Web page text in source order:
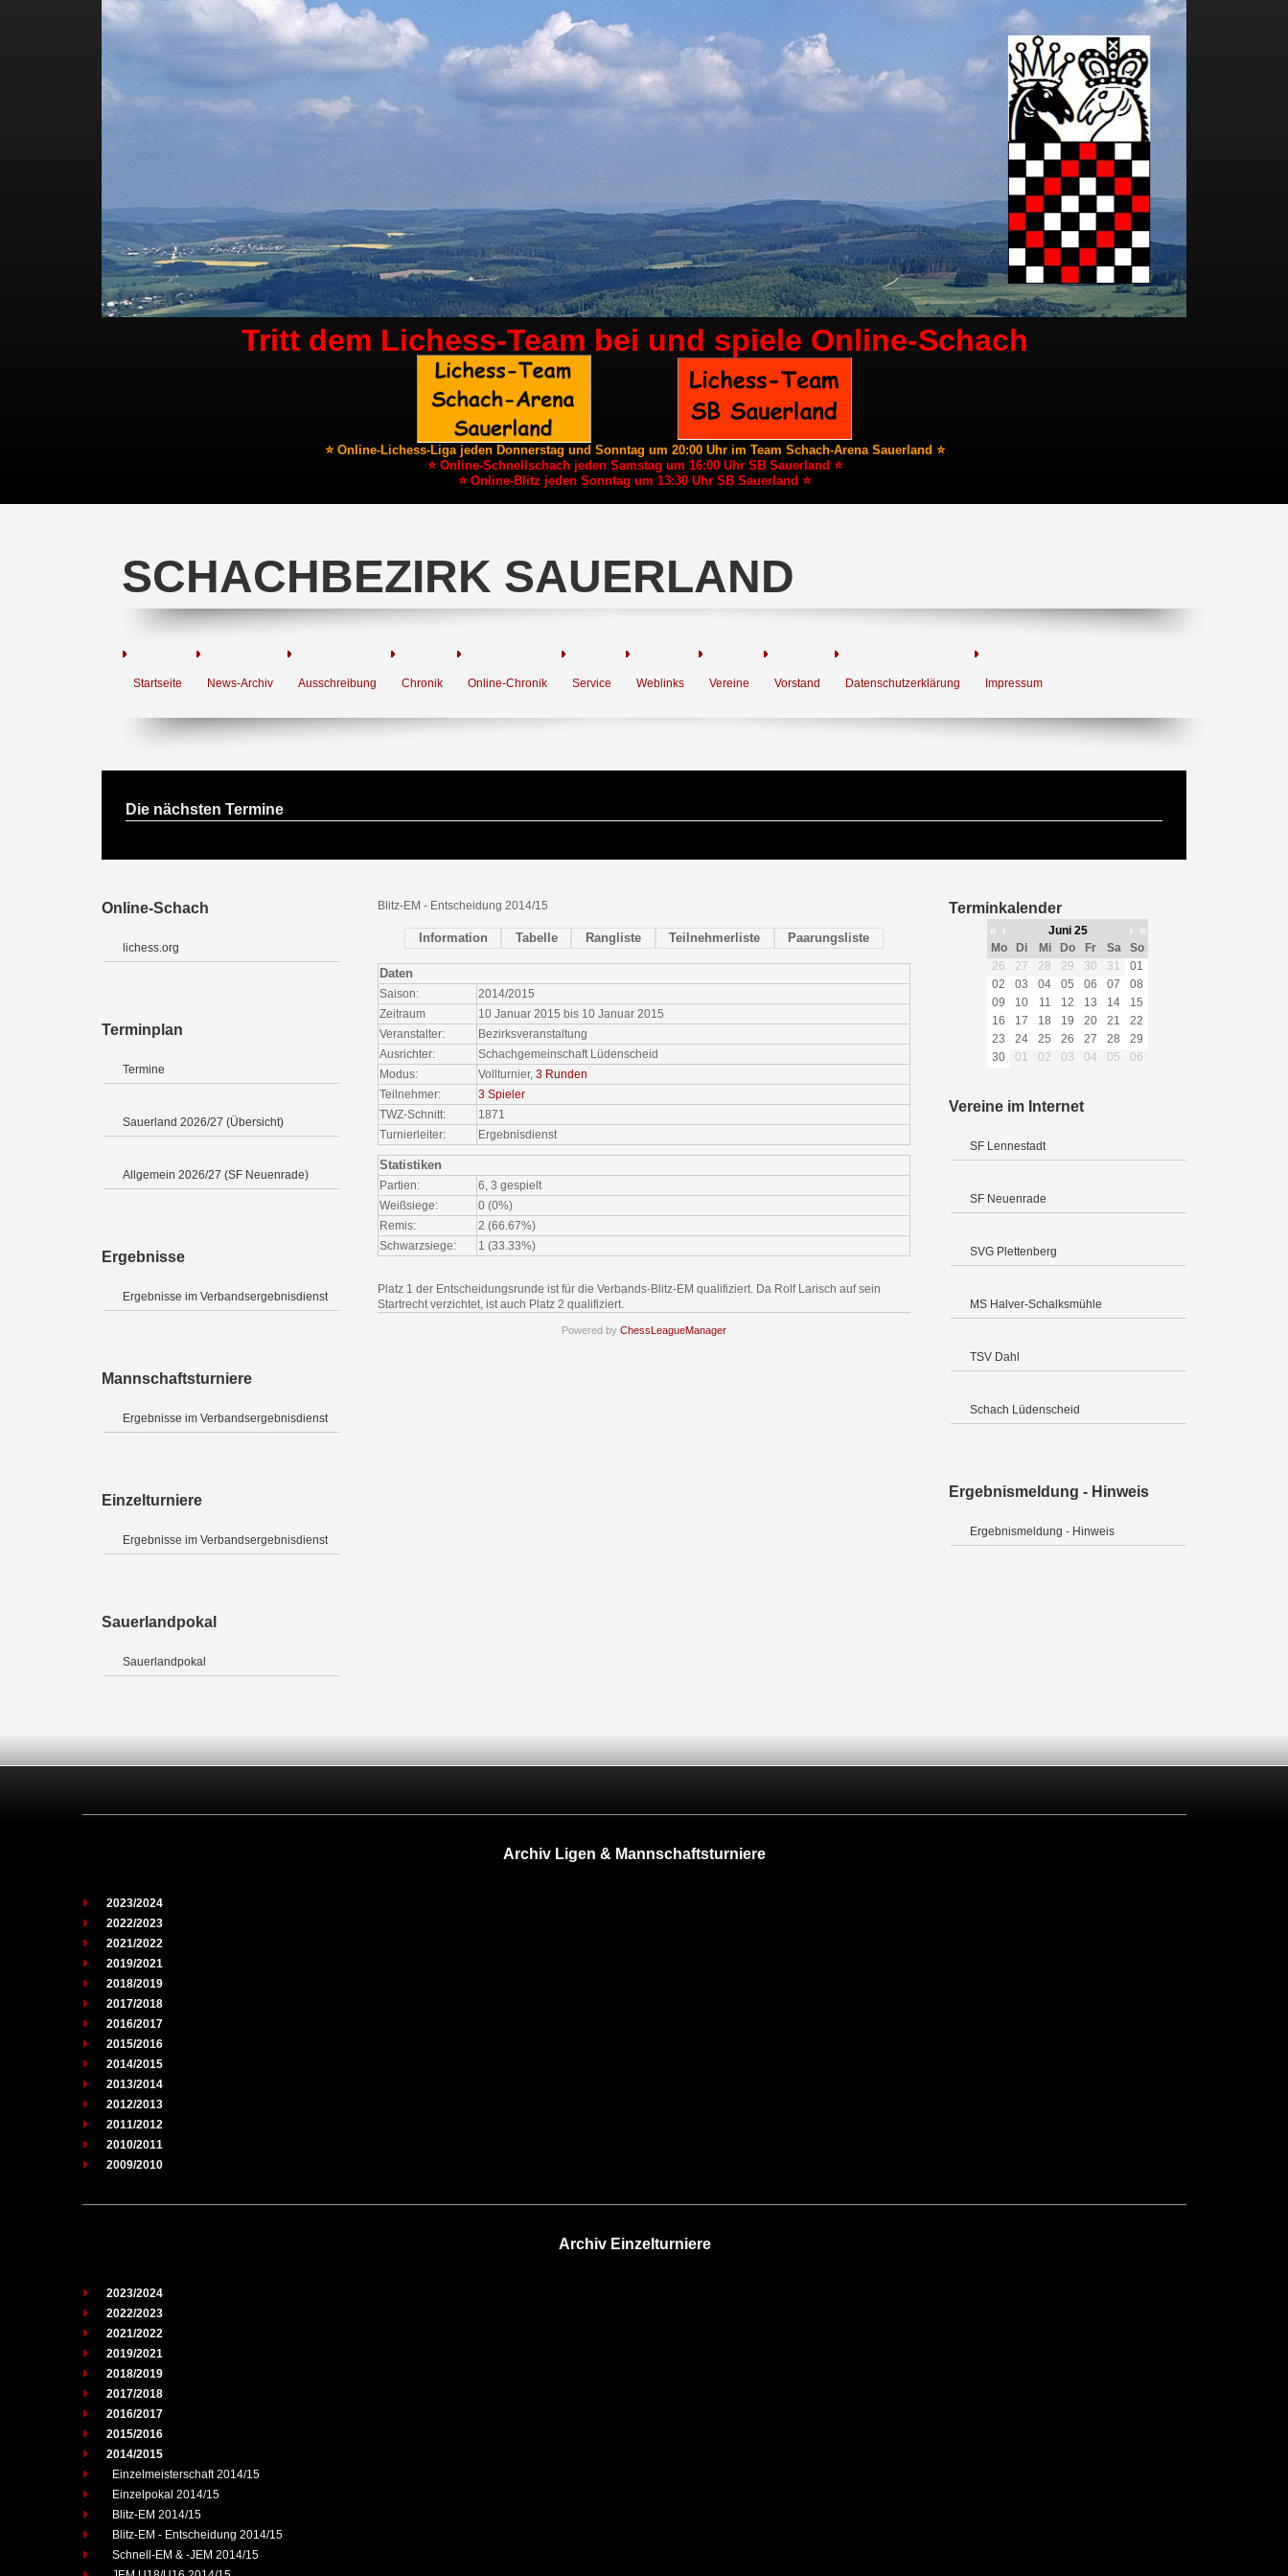
Tritt dem Lichess-Team bei und spiele Online-Schach
⭐ Online-Lichess-Liga jeden Donnerstag und Sonntag um 20:00 Uhr im Team Schach-Arena Sauerland ⭐
⭐ Online-Schnellschach jeden Samstag um 16:00 Uhr SB Sauerland ⭐
⭐ Online-Blitz jeden Sonntag um 13:30 Uhr SB Sauerland ⭐
SCHACHBEZIRK SAUERLAND
Startseite News-Archiv Ausschreibung Chronik Online-Chronik Service Weblinks Vereine Vorstand Datenschutzerklärung Impressum
Die nächsten Termine
Online-Schach
lichess.org
Terminplan
Termine
Sauerland 2026/27 (Übersicht)
Allgemein 2026/27 (SF Neuenrade)
Ergebnisse
Ergebnisse im Verbandsergebnisdienst
Mannschaftsturniere
Ergebnisse im Verbandsergebnisdienst
Einzelturniere
Ergebnisse im Verbandsergebnisdienst
Sauerlandpokal
Sauerlandpokal
Blitz-EM - Entscheidung 2014/15
Information Tabelle Rangliste Teilnehmerliste Paarungsliste
Daten
Saison:
2014/2015
Zeitraum
10 Januar 2015 bis 10 Januar 2015
Veranstalter:
Bezirksveranstaltung
Ausrichter:
Schachgemeinschaft Lüdenscheid
Modus:
Vollturnier,3 Runden
Teilnehmer:
3 Spieler
TWZ-Schnitt:
1871
Turnierleiter:
Ergebnisdienst
Statistiken
Partien:
6, 3 gespielt
Weißsiege:
0 (0%)
Remis:
2 (66.67%)
Schwarzsiege:
1 (33.33%)
Platz 1 der Entscheidungsrunde ist für die Verbands-Blitz-EM qualifiziert. Da Rolf Larisch auf sein
Startrecht verzichtet, ist auch Platz 2 qualifiziert.
Powered by ChessLeagueManager
Terminkalender
« ‹ Juni 25 ›
»
Mo
Di Mi Do Fr Sa
So
26
27 28 29 30 31
01
02
03 04 05 06 07
08
09
10 11 12 13 14
15
16
17 18 19 20 21
22
23
24 25 26 27 28
29
30
01 02 03 04 05 06
Vereine im Internet
SF Lennestadt
SF Neuenrade
SVG Plettenberg
MS Halver-Schalksmühle
TSV Dahl
Schach Lüdenscheid
Ergebnismeldung - Hinweis
Ergebnismeldung - Hinweis
Archiv Ligen & Mannschaftsturniere
2023/2024
2022/2023
2021/2022
2019/2021
2018/2019
2017/2018
2016/2017
2015/2016
2014/2015
2013/2014
2012/2013
2011/2012
2010/2011
2009/2010
Archiv Einzelturniere
2023/2024
2022/2023
2021/2022
2019/2021
2018/2019
2017/2018
2016/2017
2015/2016
2014/2015
Einzelmeisterschaft 2014/15
Einzelpokal 2014/15
Blitz-EM 2014/15
Blitz-EM - Entscheidung 2014/15
Schnell-EM & -JEM 2014/15